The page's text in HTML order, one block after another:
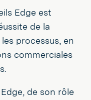
Edge est
de la
processus, en
commerciales
de son rôle